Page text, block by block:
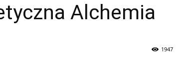
Alchemia
1947